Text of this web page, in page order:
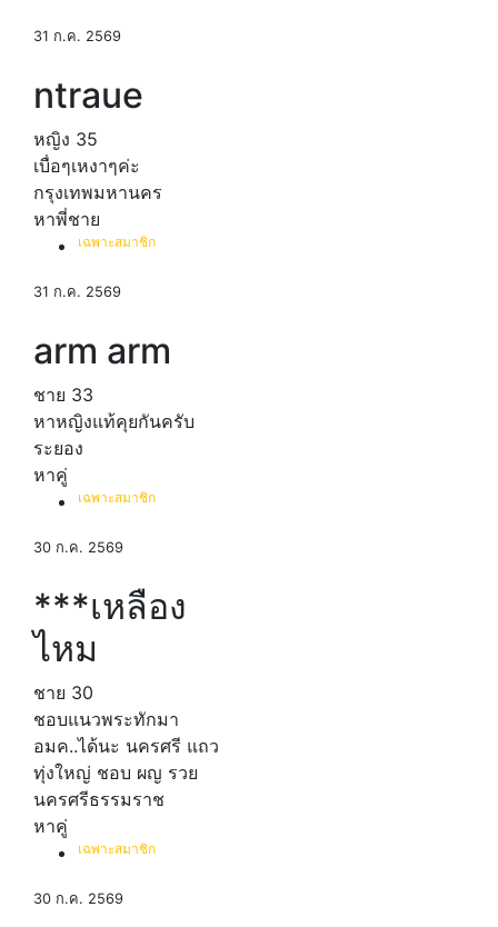
31 ก.ค. 2569
ntraue
หญิง 35
เบื่อๆเหงาๆค่ะ
กรุงเทพมหานคร
หาพี่ชาย
เฉพาะสมาชิก
31 ก.ค. 2569
arm arm
ชาย 33
หาหญิงแท้คุยกันครับ
ระยอง
หาคู่
เฉพาะสมาชิก
30 ก.ค. 2569
***เหลือง
ไหม
ชาย 30
ชอบแนวพระทักมา
อมค..ได้นะ นครศรี แถว
ทุ่งใหญ่ ชอบ ผญ รวย
นครศรีธรรมราช
หาคู่
เฉพาะสมาชิก
30 ก.ค. 2569